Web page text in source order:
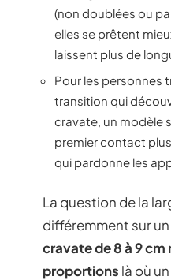
(non doublées ou
elles se prêtent
laissent plus de
Pour les personnes
transition qui
cravate, un modèle
premier contact
qui pardonne les
La question de la
différemment sur
cravate de 8 à 9 cm
proportions là où